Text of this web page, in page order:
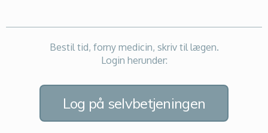
Bestil tid, forny medicin, skriv til lægen.
Login herunder:
Log på selvbetjeningen